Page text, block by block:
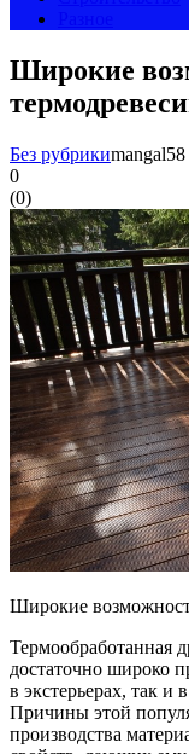
Широкие
Без рубрикиmangal58
0
(0)
Широкие
Термообработанная
достаточно широко
в экстерьерах, так и
Причины этой
производства